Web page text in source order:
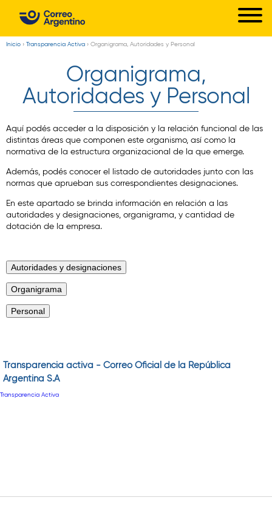
contenido
g
e
o
Inicio › Transparencia Activa › Organigrama, Autoridades y Personal
Organigrama,
Autoridades y Personal
Aquí podés acceder a la disposición y la relación funcional de las
distintas áreas que componen este organismo, así como la
normativa de la estructura organizacional de la que emerge.
Además, podés conocer el listado de autoridades junto con las
normas que aprueban sus correspondientes designaciones.
En este apartado se brinda información en relación a las
autoridades y designaciones, organigrama, y cantidad de
dotación de la empresa.
Transparencia activa - Correo Oficial de la República
Argentina S.A
Transparencia Activa